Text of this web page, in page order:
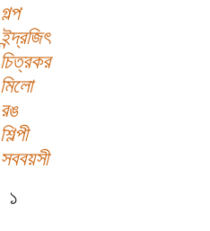
গল্প
ইন্দ্রজিৎ
চিত্রকর
মিলো
রঙ
শিল্পী
সববয়সী
১